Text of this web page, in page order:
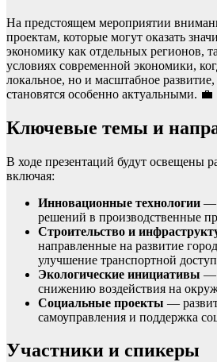
На предстоящем мероприятии
проектам, которые могут оказать
экономику как отдельных регионов,
условиях современной экономики,
локальное, но и масштабное
становятся особенно актуальными. 💼
Ключевые темы и
В ходе презентаций будут освещены
включая:
Инновационные технологии —
решений в производственные
Строительство и
направленные на развитие
улучшение транспортной
Экологические инициативы —
снижению воздействия на
Социальные проекты —
самоуправления и поддержка
Участники и спикеры